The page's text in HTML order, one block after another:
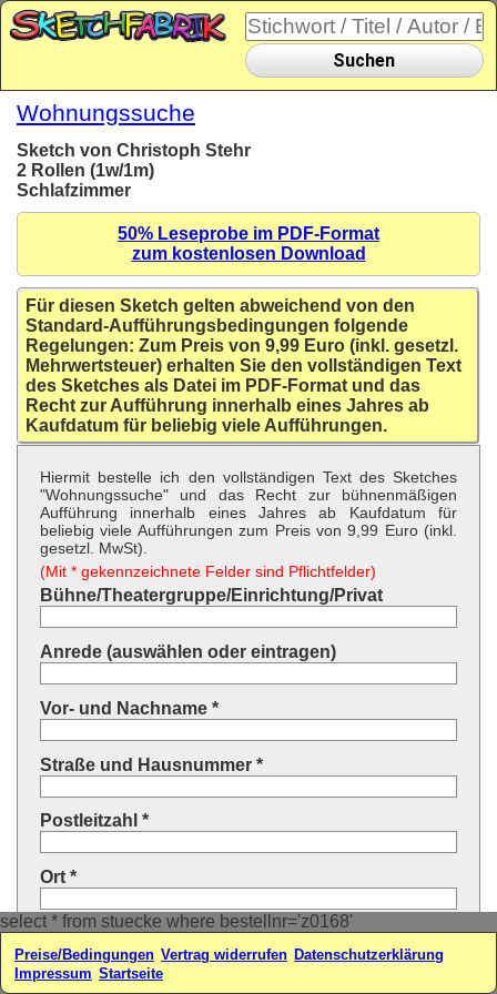
select * from stuecke where bestellnr='z0168'
Suchen
Wohnungssuche
Sketch von Christoph Stehr
2 Rollen (1w/1m)
Schlafzimmer
50% Leseprobe im PDF-Format
zum kostenlosen Download
Für diesen Sketch gelten abweichend von den
Standard-Aufführungsbedingungen folgende
Regelungen: Zum Preis von 9,99 Euro (inkl. gesetzl.
Mehrwertsteuer) erhalten Sie den vollständigen Text
des Sketches als Datei im PDF-Format und das
Recht zur Aufführung innerhalb eines Jahres ab
Kaufdatum für beliebig viele Aufführungen.
Hiermit bestelle ich den vollständigen Text des Sketches
"Wohnungssuche" und das Recht zur bühnenmäßigen
Aufführung innerhalb eines Jahres ab Kaufdatum für
beliebig viele Aufführungen zum Preis von 9,99 Euro (inkl.
gesetzl. MwSt).
(Mit * gekennzeichnete Felder sind Pflichtfelder)
Bühne/Theatergruppe/Einrichtung/Privat
Anrede (auswählen oder eintragen)
Vor- und Nachname *
Straße und Hausnummer *
Postleitzahl *
Ort *
Land * (auswählen oder eintragen)
Ihre E-Mail-Adresse*
Preise/Bedingungen Vertrag widerrufen Datenschutzerklärung
Impressum Startseite